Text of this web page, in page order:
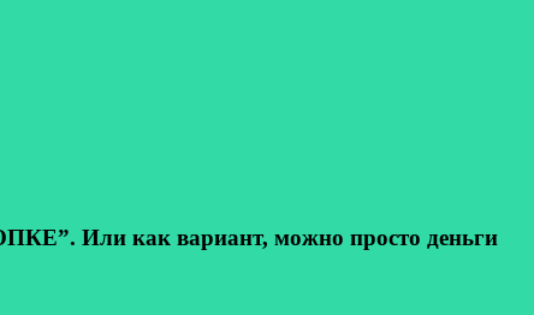
Или как вариант, можно просто деньги